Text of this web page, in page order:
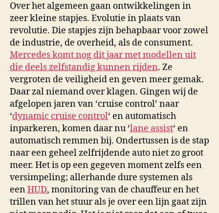
Over het algemeen gaan ontwikkelingen in
zeer kleine stapjes. Evolutie in plaats van
revolutie. Die stapjes zijn behapbaar voor zowel
de industrie, de overheid, als de consument.
Mercedes komt nog dit jaar met modellen uit
die deels zelfstandig kunnen rijden. Ze
vergroten de veiligheid en geven meer gemak.
Daar zal niemand over klagen. Gingen wij de
afgelopen jaren van ‘cruise control’ naar
‘dynamic cruise control‘ en automatisch
inparkeren, komen daar nu ‘lane assist‘ en
automatisch remmen bij. Ondertussen is de stap
naar een geheel zelfrijdende auto niet zo groot
meer. Het is op een gegeven moment zelfs een
versimpeling; allerhande dure systemen als
eenHUD, monitoring van de chauffeur en het
trillen van het stuur als je over een lijn gaat zijn